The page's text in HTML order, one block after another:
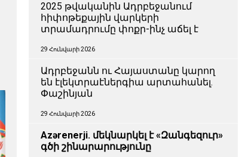
2025 թվականին Ադրբեջանում
հիփոթեքային վարկերի
տրամադրումը փոքր-ինչ աճել է
29 Հունվարի 2026
Ադրբեջանն ու Հայաստանը կարող
են էլեկտրաէներգիա արտահանել.
Փաշինյան
29 Հունվարի 2026
Azərenerji. մեկնարկել է «Զանգեզուր»
գծի շինարարությունը